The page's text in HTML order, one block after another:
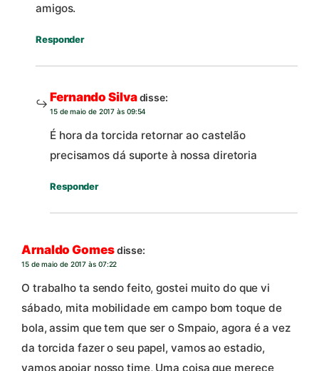
amigos.
Responder
Fernando Silvadisse:
15 de maio de 2017 às 09:54
É hora da torcida retornar ao castelão
precisamos dá suporte à nossa diretoria
Responder
Arnaldo Gomesdisse:
15 de maio de 2017 às 07:22
O trabalho ta sendo feito, gostei muito do que vi
sábado, mita mobilidade em campo bom toque de
bola, assim que tem que ser o Smpaio, agora é a vez
da torcida fazer o seu papel, vamos ao estadio,
vamos apoiar nosso time, Uma coisa que merece